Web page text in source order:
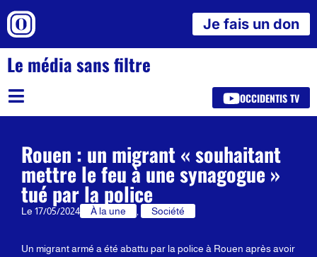
Je fais un don
Le média sans filtre
OCCIDENTIS TV
Rouen : un migrant « souhaitant
mettre le feu à une synagogue »
tué par la police
Le 17/05/2024 À la une Société
Un migrant armé a été abattu par la police à Rouen après avoir